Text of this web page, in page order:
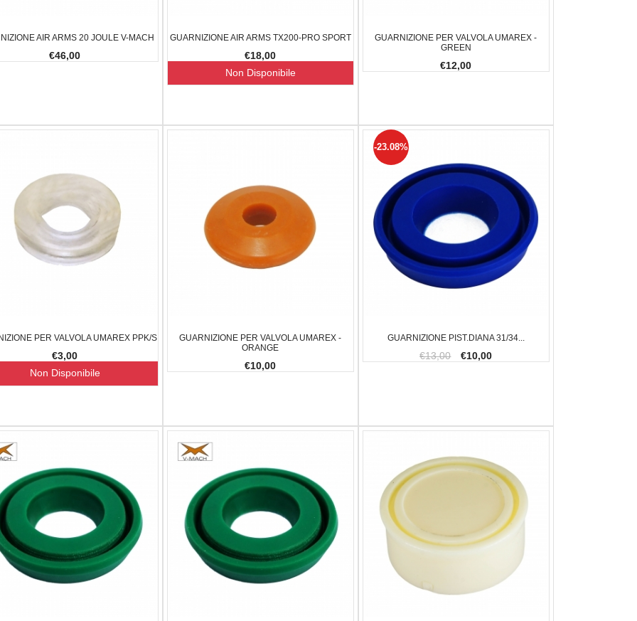
G
-23.08%
CARICHINO MAGLULA UPLULA 9MM
-.45AC
-20.34%
€59,00
BALLISTOL MANGIA RUGGINE 150 ML FX IMPACT M4 SNIPER BRONZE 5,5
€2.300,00
REVOLUTION
KIT AF OTTONE DIANA FULL 31-34-52. SIG SAUER MCX SUPER CLEAN NAPIER
€14,00
AIR ARMS 20 JOULE V-MACH
€46,00
GUARNIZIONE AIR ARMS TX200-PRO SPORT
€18,00
Non Disponibile
GUARNIZIONE PER VALVOLA UMAREX -
GREEN
€12,00
PER VALVOLA UMAREX PPK/S
€3,00
Non Disponibile
GUARNIZIONE PER VALVOLA UMAREX -
ORANGE
€10,00
GUARNIZIONE PIST.DIANA 31/34...
€13,00 €10,00
-23.08%